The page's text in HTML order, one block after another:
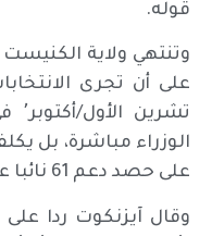
قوله.
وتنتهي ولاية الكنيست
على أن تجرى
الوزراء مباشرة، بل
على حصد دعم 61 نائبا على الأقل من أصل 120.
وقال آيزنكوت ردا